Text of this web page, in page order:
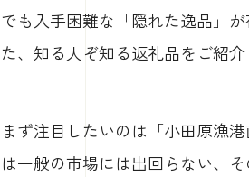
でも入手困難な「隠れた逸品」
た、知る人ぞ知る返礼品をご紹介
まず注目したいのは「小田原漁
は一般の市場には出回らない、